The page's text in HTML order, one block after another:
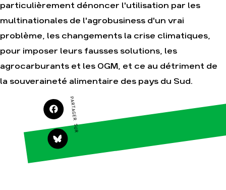
Actualités
Espace presse
Groupes
locaux
particulièrement dénoncer l'utilisation par les
multinationales de l'agrobusiness d'un vrai
problème, les changements la crise climatiques,
pour imposer leurs fausses solutions, les
agrocarburants et les OGM, et ce au détriment de
la souveraineté alimentaire des pays du Sud.
PARTAGER SUR